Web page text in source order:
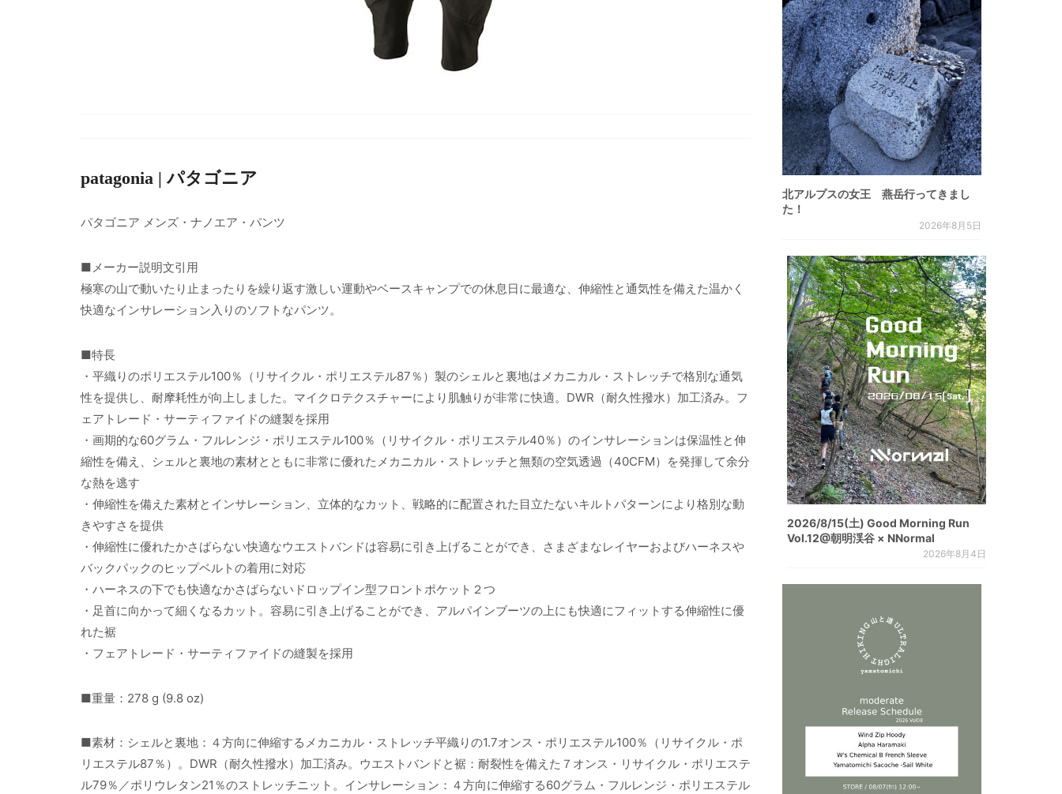
patagonia | パタゴニア
パタゴニア メンズ・ナノエア・パンツ
■メーカー説明文引用
極寒の山で動いたり止まったりを繰り返す激しい運動やベースキャンプでの休息日に最適な、伸縮性と通気性を備えた温かく
快適なインサレーション入りのソフトなパンツ。
■特長
・平織りのポリエステル100％（リサイクル・ポリエステル87％）製のシェルと裏地はメカニカル・ストレッチで格別な通気
性を提供し、耐摩耗性が向上しました。マイクロテクスチャーにより肌触りが非常に快適。DWR（耐久性撥水）加工済み。フ
ェアトレード・サーティファイドの縫製を採用
・画期的な60グラム・フルレンジ・ポリエステル100％（リサイクル・ポリエステル40％）のインサレーションは保温性と伸
縮性を備え、シェルと裏地の素材とともに非常に優れたメカニカル・ストレッチと無類の空気透過（40CFM）を発揮して余分
な熱を逃す
・伸縮性を備えた素材とインサレーション、立体的なカット、戦略的に配置された目立たないキルトパターンにより格別な動
きやすさを提供
・伸縮性に優れたかさばらない快適なウエストバンドは容易に引き上げることができ、さまざまなレイヤーおよびハーネスや
バックパックのヒップベルトの着用に対応
・ハーネスの下でも快適なかさばらないドロップイン型フロントポケット２つ
・足首に向かって細くなるカット。容易に引き上げることができ、アルパインブーツの上にも快適にフィットする伸縮性に優
れた裾
・フェアトレード・サーティファイドの縫製を採用
■重量：278 g (9.8 oz)
■素材：シェルと裏地：４方向に伸縮するメカニカル・ストレッチ平織りの1.7オンス・ポリエステル100％（リサイクル・ポ
リエステル87％）。DWR（耐久性撥水）加工済み。ウエストバンドと裾：耐裂性を備えた７オンス・リサイクル・ポリエステ
ル79％／ポリウレタン21％のストレッチニット。インサレーション：４方向に伸縮する60グラム・フルレンジ・ポリエステル
北アルプスの女王 燕岳行ってきまし
た！
2026年8月5日
2026/8/15(土) Good Morning Run
Vol.12@朝明渓谷 × NNormal
2026年8月4日